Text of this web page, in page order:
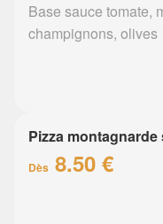
Base sauce tomate,
champignons, olives
Pizza montagnarde
Dès 8.50 €